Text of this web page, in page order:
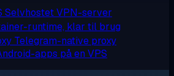
Selvhostet VPN-server
runtime, klar til brug
Telegram-native proxy
apps på en VPS